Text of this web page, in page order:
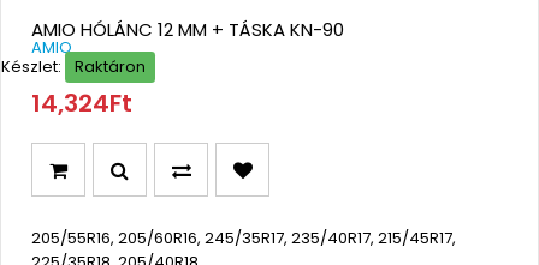
AMIO HÓLÁNC 12 MM + TÁSKA KN-90
AMIO
Készlet:
Raktáron
14,324Ft
205/55R16, 205/60R16, 245/35R17, 235/40R17, 215/45R17,